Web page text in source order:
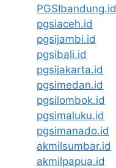
PGSIbandung.id
pgsiaceh.id
pgsijambi.id
pgsibali.id
pgsijakarta.id
pgsimedan.id
pgsilombok.id
pgsimaluku.id
pgsimanado.id
akmilsumbar.id
akmilpapua.id